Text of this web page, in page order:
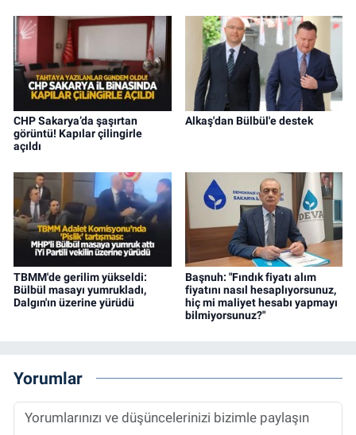
CHP Sakarya’da şaşırtan
görüntü! Kapılar çilingirle
açıldı
Alkaş'dan Bülbül'e destek
TBMM'de gerilim yükseldi:
Bülbül masayı yumrukladı,
Dalgın'ın üzerine yürüdü
Başnuh: "Fındık fiyatı alım
fiyatını nasıl hesaplıyorsunuz,
hiç mi maliyet hesabı yapmayı
bilmiyorsunuz?"
Yorumlar